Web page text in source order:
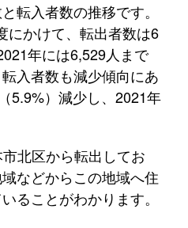
転入者数の推移です。
にかけて、転出者数は6
年には6,529人まで
入者数も減少傾向にあ
5.9%）減少し、2021年
北区から転出してお
などからこの地域へ住
ることがわかります。